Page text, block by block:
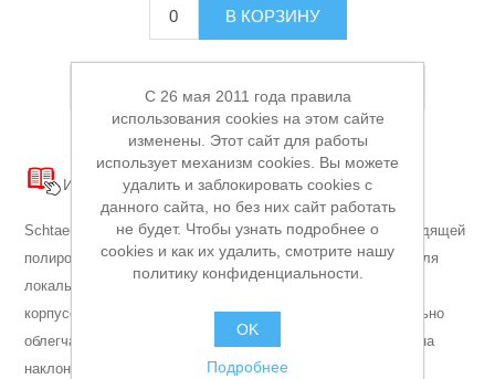
Аккумуляторы и ЗУ
В КОРЗИНУ
Добавить в список пожеланий
Инструкция Схема
Schtaer SCH-74-12P – профессиональная машинка для щадящей
полировки с вращательно-орбитальным типом вращения для
локальных работ. Выполнена в компактном и очень легком
корпусе с отличной эргономикой и развесовкой. Максимально
облегчает процесс полирования в неудобных положениях на
наклонных и вертикальных плоскостях.
C 26 мая 2011 года правила
использования cookies на этом сайте
изменены. Этот сайт для работы
использует механизм cookies. Вы можете
удалить и заблокировать cookies с
данного сайта, но без них сайт работать
не будет. Чтобы узнать подробнее о
cookies и как их удалить, смотрите нашу
политику конфиденциальности.
OK
Подробнее